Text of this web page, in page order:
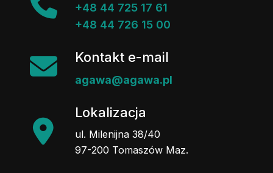
+48 44 725 17 61
+48 44 726 15 00
Kontakt e-mail
agawa@agawa.pl
Lokalizacja
ul. Milenijna 38/40
97-200 Tomaszów Maz.